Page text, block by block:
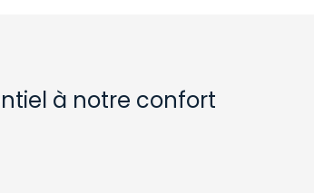
à notre confort